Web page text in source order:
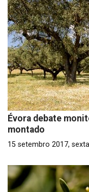
Évora debate
montado
15 setembro 2017,